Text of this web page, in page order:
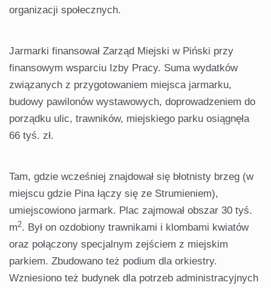
organizacji społecznych.
Jarmarki finansował Zarząd Miejski w Piński przy
finansowym wsparciu Izby Pracy. Suma wydatków
związanych z przygotowaniem miejsca jarmarku,
budowy pawilonów wystawowych, doprowadzeniem do
porządku ulic, trawników, miejskiego parku osiągnęła
66 tyś. zł.
Tam, gdzie wcześniej znajdował się błotnisty brzeg (w
miejscu gdzie Pina łączy się ze Strumieniem),
umiejscowiono jarmark. Plac zajmował obszar 30 tyś.
m2. Był on ozdobiony trawnikami i klombami kwiatów
oraz połączony specjalnym zejściem z miejskim
parkiem. Zbudowano też podium dla orkiestry.
Wzniesiono też budynek dla potrzeb administracyjnych